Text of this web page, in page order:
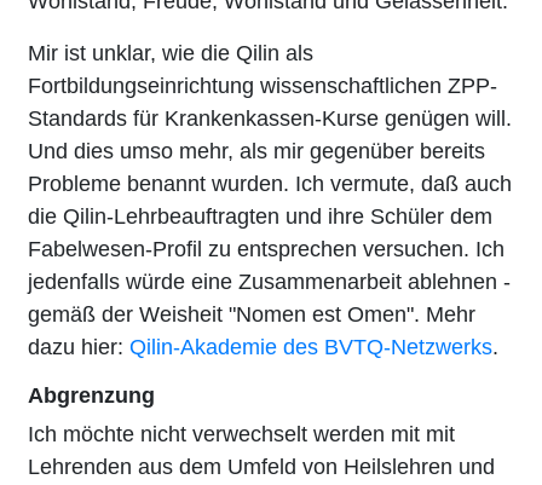
Mir ist unklar, wie die Qilin als
Fortbildungseinrichtung wissenschaftlichen ZPP-
Standards für Krankenkassen-Kurse genügen will.
Und dies umso mehr, als mir gegenüber bereits
Probleme benannt wurden. Ich vermute, daß auch
die Qilin-Lehrbeauftragten und ihre Schüler dem
Fabelwesen-Profil zu entsprechen versuchen. Ich
jedenfalls würde eine Zusammenarbeit ablehnen -
gemäß der Weisheit "Nomen est Omen". Mehr
dazu hier: Qilin-Akademie des BVTQ-Netzwerks.
Abgrenzung
Ich möchte nicht verwechselt werden mit mit
Lehrenden aus dem Umfeld von Heilslehren und